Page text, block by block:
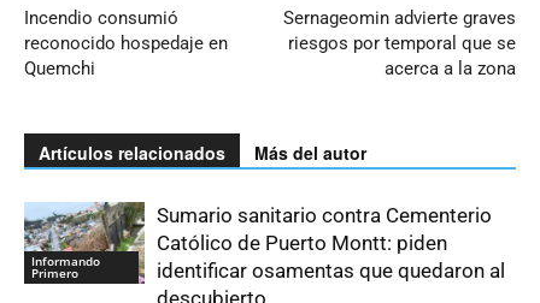
Incendio consumió
reconocido hospedaje en
Quemchi
Sernageomin advierte graves
riesgos por temporal que se
acerca a la zona
Artículos relacionados Más del autor
Informando
Primero
Sumario sanitario contra Cementerio
Católico de Puerto Montt: piden
identificar osamentas que quedaron al
descubierto